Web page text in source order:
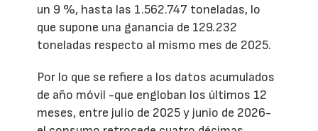
un 9 %, hasta las 1.562.747 toneladas, lo
que supone una ganancia de 129.232
toneladas respecto al mismo mes de 2025.
Por lo que se refiere a los datos acumulados
de año móvil -que engloban los últimos 12
meses, entre julio de 2025 y junio de 2026-